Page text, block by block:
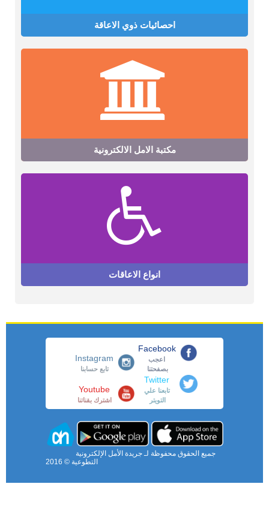
احصائيات ذوي الاعاقة
مكتبة الامل الالكترونية
انواع الاعاقات
Facebook
اعجب
بصفحتنا
Instagram
تابع حسابنا
Twitter
تابعنا علي
التويتر
Youtube
اشترك بقناتنا
جميع الحقوق محفوظة لـ جريدة الأمل الإلكترونية
التطوعية © 2016